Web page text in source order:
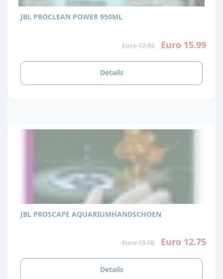
JBL PROCLEAN POWER 950ML
Euro 17.56 Euro 15.99
Details
JBL PROSCAPE AQUARIUMHANDSCHOEN
Euro 13.98 Euro 12.75
Details